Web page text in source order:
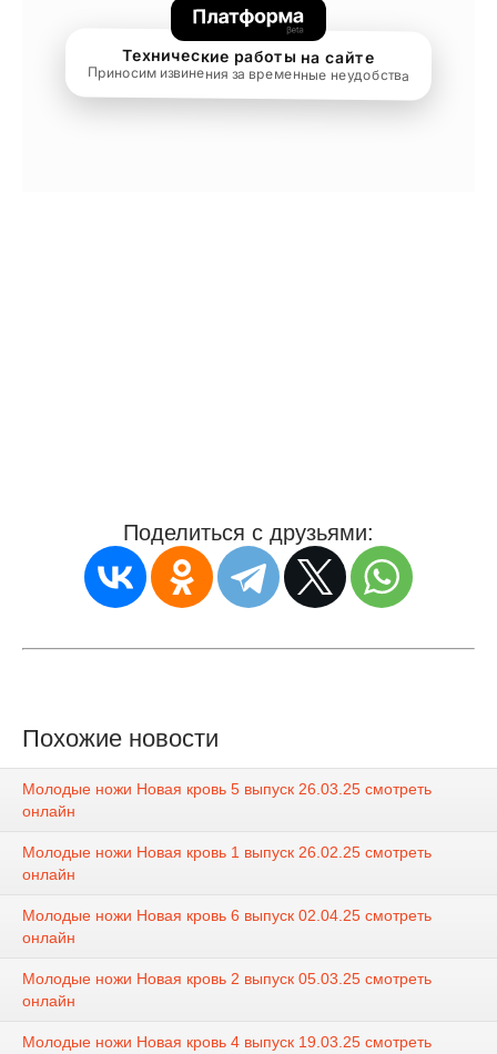
Поделиться с друзьями:
Похожие новости
Молодые ножи Новая кровь 5 выпуск 26.03.25 смотреть
онлайн
Молодые ножи Новая кровь 1 выпуск 26.02.25 смотреть
онлайн
Молодые ножи Новая кровь 6 выпуск 02.04.25 смотреть
онлайн
Молодые ножи Новая кровь 2 выпуск 05.03.25 смотреть
онлайн
Молодые ножи Новая кровь 4 выпуск 19.03.25 смотреть